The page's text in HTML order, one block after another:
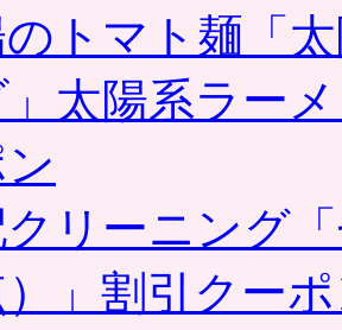
トマト麺「
」太陽系ラー
リーニング
）」割引クー